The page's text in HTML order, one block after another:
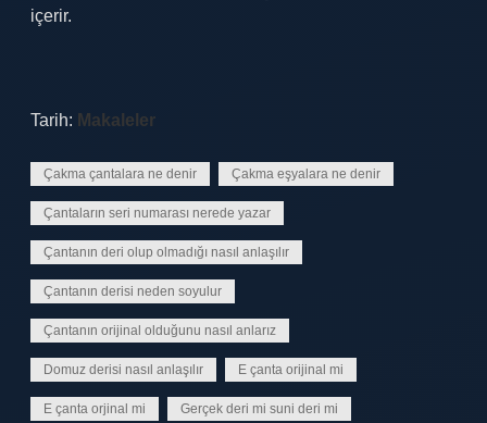
içerir.
Tarih: Makaleler
Çakma çantalara ne denir Çakma eşyalara ne denir
Çantaların seri numarası nerede yazar
Çantanın deri olup olmadığı nasıl anlaşılır
Çantanın derisi neden soyulur
Çantanın orijinal olduğunu nasıl anlarız
Domuz derisi nasıl anlaşılır E çanta orijinal mi
E çanta orjinal mi Gerçek deri mi suni deri mi